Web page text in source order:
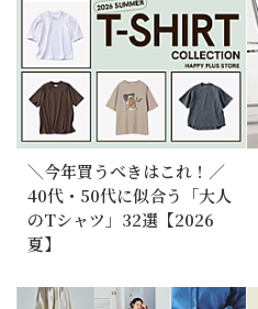
＼今年買うべきはこれ！／
40代・50代に似合う「大人
のTシャツ」32選【2026
夏】